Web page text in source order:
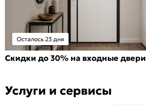
Осталось 23 дня
Скидки до 30% на входные двери
Услуги и сервисы